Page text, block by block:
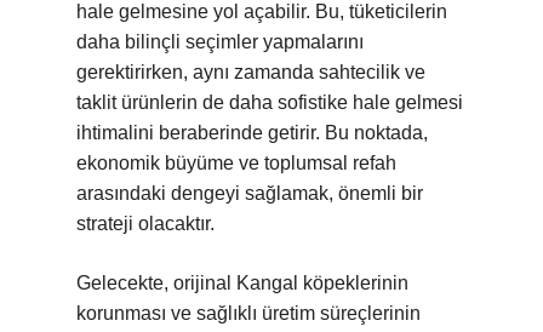
hale gelmesine yol açabilir. Bu, tüketicilerin
daha bilinçli seçimler yapmalarını
gerektirirken, aynı zamanda sahtecilik ve
taklit ürünlerin de daha sofistike hale gelmesi
ihtimalini beraberinde getirir. Bu noktada,
ekonomik büyüme ve toplumsal refah
arasındaki dengeyi sağlamak, önemli bir
strateji olacaktır.
Gelecekte, orijinal Kangal köpeklerinin
korunması ve sağlıklı üretim süreçlerinin